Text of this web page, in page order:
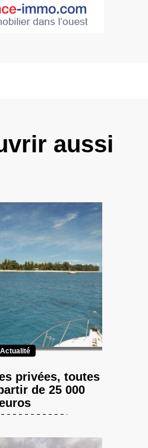
aussi
Actualité
privées, toutes
de 25 000